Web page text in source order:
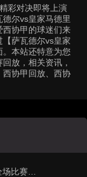
彩对决即将上演
尔vs皇家马德里
西协甲的球迷们来
萨瓦德尔vs皇家
本站还特意为您
放，相关资讯，
西协甲回放、西协
像回放